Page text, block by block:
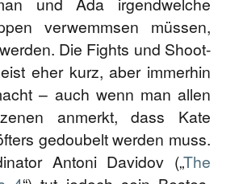
verwemmsen müssen,
Die Fights und Shoot-
eher kurz, aber immerhin
– auch wenn man allen
anmerkt, dass Kate
gedoubelt werden muss.
Antoni Davidov („The